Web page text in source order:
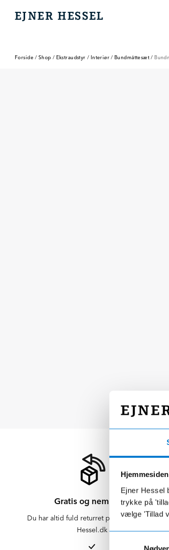
Ejner Hessel
trykke på
vælge 'Tillad
EJNER HESSEL
Forside / Shop / Ekstraudstyr / Interiør / Bundmåttesæt /
Gratis og nem retur
Du har altid fuld returret på varer købt på
Hessel.dk